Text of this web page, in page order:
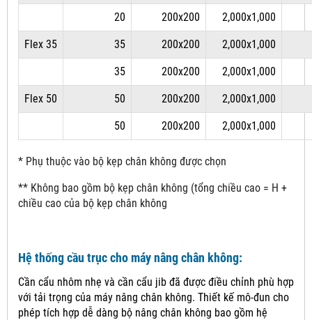
20 200x200 2,000x1,000
Flex 35 35 200x200 2,000x1,000
35 200x200 2,000x1,000
Flex 50 50 200x200 2,000x1,000
50 200x200 2,000x1,000
* Phụ thuộc vào bộ kẹp chân không được chọn
** Không bao gồm bộ kẹp chân không (tổng chiều cao = H +
chiều cao của bộ kẹp chân không
Hệ thống cầu trục cho máy nâng chân không:
Cần cẩu nhôm nhẹ và cần cẩu jib đã được điều chỉnh phù hợp
với tải trọng của máy nâng chân không. Thiết kế mô-đun cho
phép tích hợp dễ dàng bộ nâng chân không bao gồm hệ